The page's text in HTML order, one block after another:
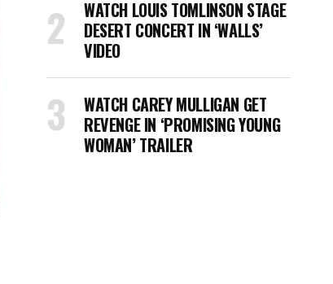
WATCH LOUIS TOMLINSON STAGE
DESERT CONCERT IN ‘WALLS’
VIDEO
WATCH CAREY MULLIGAN GET
REVENGE IN ‘PROMISING YOUNG
WOMAN’ TRAILER